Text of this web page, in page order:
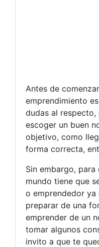
Antes de
emprendimiento
dudas al
escoger un buen
objetivo, como
forma correcta,
Sin embargo,
mundo tiene que
o emprendedor ya
preparar de una
emprender de un
tomar algunos
invito a que te